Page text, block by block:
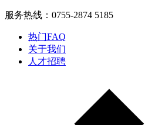
服务热线：0755-2874 5185
热门FAQ
关于我们
人才招聘